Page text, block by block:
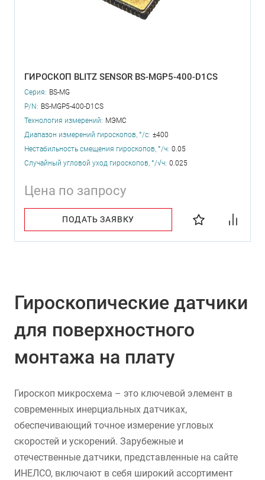
ГИРОСКОП BLITZ SENSOR BS-MGP5-400-D1CS
Серия: BS-MG
P/N: BS-MGP5-400-D1CS
Технология измерений: МЭМС
Диапазон измерений гироскопов, °/с: ±400
Нестабильность смещения гироскопов, °/ч: 0.05
Случайный угловой уход гироскопов, °/√ч: 0.025
Цена по запросу
ПОДАТЬ ЗАЯВКУ
Гироскопические датчики
для поверхностного
монтажа на плату
Гироскоп микросхема – это ключевой элемент в
современных инерциальных датчиках,
обеспечивающий точное измерение угловых
скоростей и ускорений. Зарубежные и
отечественные датчики, представленные на сайте
ИНЕЛСО, включают в себя широкий ассортимент